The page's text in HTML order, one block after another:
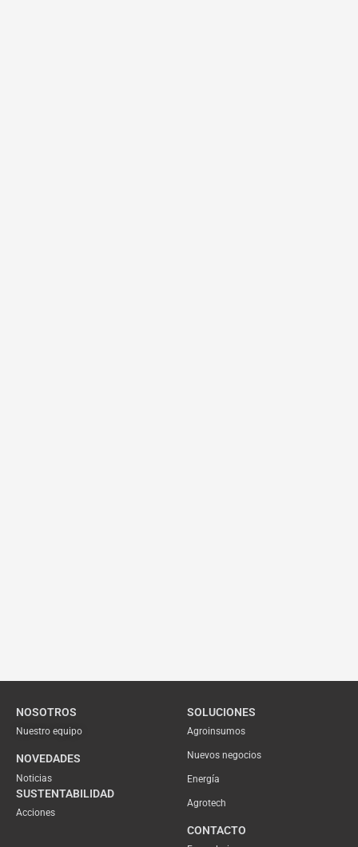
NOSOTROS
Nuestro equipo
NOVEDADES
Noticias
SUSTENTABILIDAD
Acciones
SOLUCIONES
Agroinsumos
Nuevos negocios
Energía
Agrotech
CONTACTO